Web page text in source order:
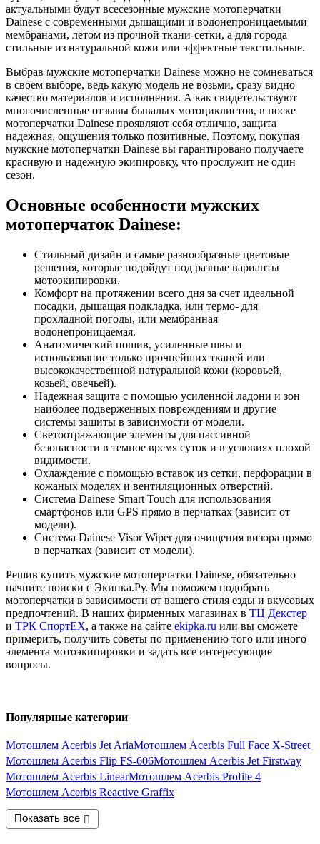
актуальными будут всесезонные мужские мотоперчатки
Dainese с современными дышащими и водонепроницаемыми
мембранами, летом из прочной ткани-сетки, а для города
стильные из натуральной кожи или эффектные текстильные.
Выбрав мужские мотоперчатки Dainese можно не сомневаться
в своем выборе, ведь какую модель не возьми, сразу видно
качество материалов и исполнения. А как свидетельствуют
многочисленные отзывы бывалых мотоциклистов, в носке
мотоперчатки Dainese проявляют себя отлично, защита
надежная, ощущения только позитивные. Поэтому, покупая
мужские мотоперчатки Dainese вы гарантировано получаете
красивую и надежную экипировку, что прослужит не один
сезон.
Основные особенности мужских
мотоперчаток Dainese:
Стильный дизайн и самые разнообразные цветовые
решения, которые подойдут под разные варианты
мотоэкипировки.
Комфорт на протяжении всего дня за счет идеальной
посадки, дышащая подкладка, или термо- для
прохладной погоды, или мембранная
водонепроницаемая.
Анатомический пошив, усиленные швы и
использование только прочнейших тканей или
высококачественной натуральной кожи (коровьей,
козьей, овечьей).
Надежная защита с помощью усиленной ладони и зон
наиболее подверженных повреждениям и другие
системы защиты в зависимости от модели.
Светоотражающие элементы для пассивной
безопасности в темное время суток и в условиях плохой
видимости.
Охлаждение с помощью вставок из сетки, перфорации в
кожаных моделях и вентиляционных отверстий.
Система Dainese Smart Touch для использования
смартфонов или GPS прямо в перчатках (зависит от
модели).
Система Dainese Visor Wiper для очищения визора прямо
в перчатках (зависит от модели).
Решив купить мужские мотоперчатки Dainese, обязательно
начните поиски с Экипка.Ру. Мы поможем подобрать
мотоперчатки в зависимости от вашего стиля езды и вкусовых
предпочтений. В наших фирменных магазинах в ТЦ Декстер
и ТРК СпортЕХ, а также на сайте ekipka.ru или вы сможете
примерить, получить советы по применению того или иного
элемента мотоэкипировки и задать все интересующие
вопросы.
Популярные категории
Мотошлем Acerbis Jet AriaМотошлем Acerbis Full Face X-Street
Мотошлем Acerbis Flip FS-606Мотошлем Acerbis Jet Firstway
Мотошлем Acerbis LinearМотошлем Acerbis Profile 4
Мотошлем Acerbis Reactive Graffix
Показать все